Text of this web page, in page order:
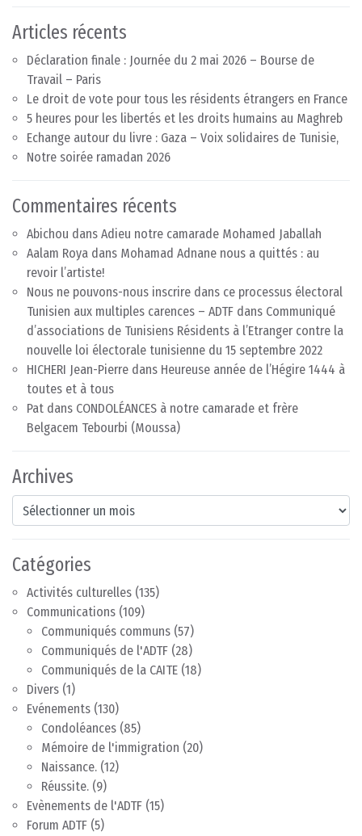
Articles récents
Déclaration finale : Journée du 2 mai 2026 – Bourse de
Travail – Paris
Le droit de vote pour tous les résidents étrangers en France
5 heures pour les libertés et les droits humains au Maghreb
Echange autour du livre : Gaza – Voix solidaires de Tunisie,
Notre soirée ramadan 2026
Commentaires récents
Abichou dans Adieu notre camarade Mohamed Jaballah
Aalam Roya dans Mohamad Adnane nous a quittés : au
revoir l’artiste!
Nous ne pouvons-nous inscrire dans ce processus électoral
Tunisien aux multiples carences – ADTF dans Communiqué
d’associations de Tunisiens Résidents à l’Etranger contre la
nouvelle loi électorale tunisienne du 15 septembre 2022
HICHERI Jean-Pierre dans Heureuse année de l’Hégire 1444 à
toutes et à tous
Pat dans CONDOLÉANCES à notre camarade et frère
Belgacem Tebourbi (Moussa)
Archives
Archives
Catégories
Activités culturelles (135)
Communications (109)
Communiqués communs (57)
Communiqués de l'ADTF (28)
Communiqués de la CAITE (18)
Divers (1)
Evénements (130)
Condoléances (85)
Mémoire de l'immigration (20)
Naissance. (12)
Réussite. (9)
Evènements de l'ADTF (15)
Forum ADTF (5)